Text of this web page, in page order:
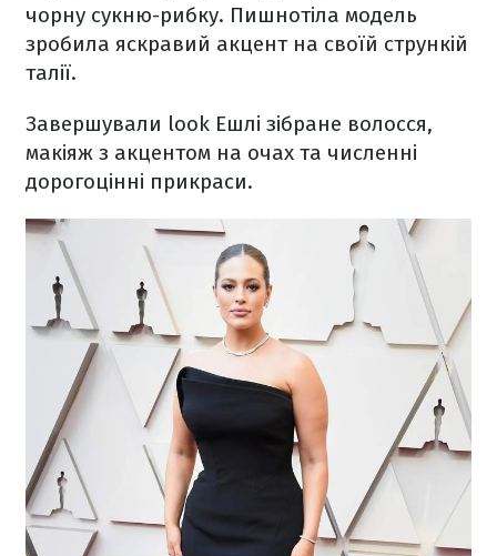
чорну сукню-рибку. Пишнотіла модель
зробила яскравий акцент на своїй стрункій
талії.
Завершували look Ешлі зібране волосся,
макіяж з акцентом на очах та численні
дорогоцінні прикраси.